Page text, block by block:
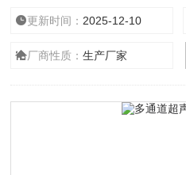
更新时间： 2025-12-10
厂商性质：生产厂家